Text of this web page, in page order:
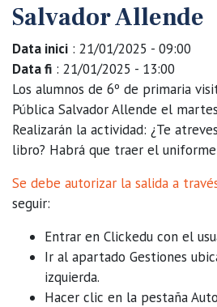
Educativo
educativas
Escolares
Bell-lloc
Salvador Allende
Data inici : 21/01/2025 - 09:00
Data fi : 21/01/2025 - 13:00
Los alumnos de 6º de primaria
Pública Salvador Allende el
Realizarán la actividad: ¿Te
libro? Habrá que traer el uniforme
Se debe autorizar la salida a
seguir:
Entrar en Clickedu con el
Ir al apartado Gestiones
izquierda.
Hacer clic en la pestaña